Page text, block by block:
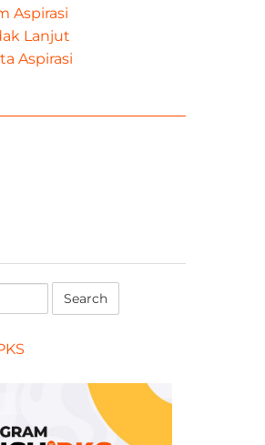
Aspirasi
Lanjut
Aspirasi